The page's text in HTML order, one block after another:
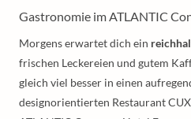
Gastronomie im ATLANTIC
Morgens erwartet dich ein
frischen Leckereien und gutem
gleich viel besser in einen
designorientierten Restaurant